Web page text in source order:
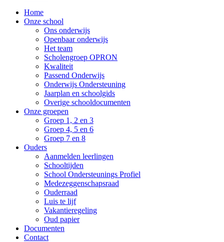
Home
Onze school
Ons onderwijs
Openbaar onderwijs
Het team
Scholengroep OPRON
Kwaliteit
Passend Onderwijs
Onderwijs Ondersteuning
Jaarplan en schoolgids
Overige schooldocumenten
Onze groepen
Groep 1, 2 en 3
Groep 4, 5 en 6
Groep 7 en 8
Ouders
Aanmelden leerlingen
Schooltijden
School Ondersteunings Profiel
Medezeggenschapsraad
Ouderraad
Luis te lijf
Vakantieregeling
Oud papier
Documenten
Contact